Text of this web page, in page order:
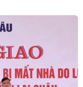
KHÚC THANH